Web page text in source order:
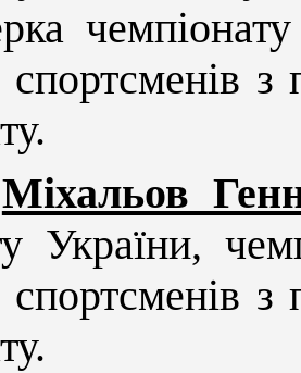
спортсменів
Міхальов
України,
спортсменів